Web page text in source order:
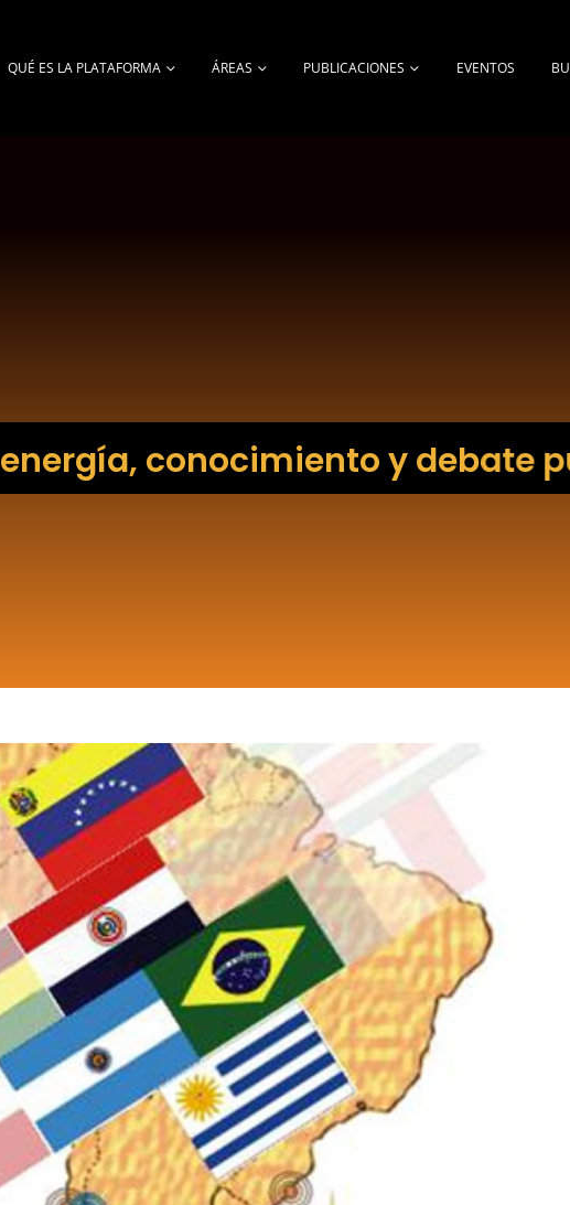
QUÉ ES LA PLATAFORMA ÁREAS PUBLICACIONES EVENTOS
energía, conocimiento y debate